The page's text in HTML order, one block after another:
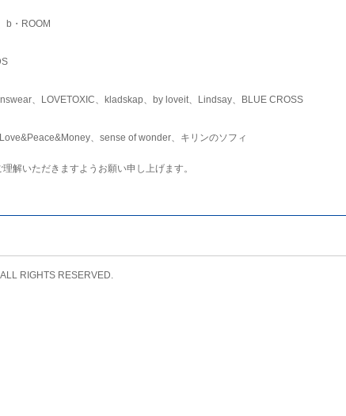
b・ROOM
、LOVETOXIC、kladskap、by loveit、Lindsay、BLUE CROSS
、sense of wonder、キリンのソフィ
解いただきますようお願い申し上げます。